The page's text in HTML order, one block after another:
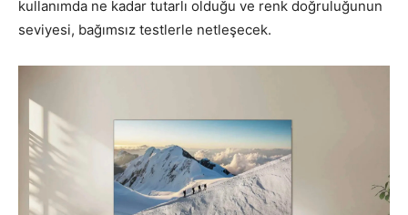
kullanımda ne kadar tutarlı olduğu ve renk doğruluğunun
seviyesi, bağımsız testlerle netleşecek.